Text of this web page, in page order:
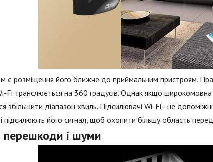
є розміщення його ближче до приймальним пристроям.
Fi транслюється на 360 градусів. Однак якщо
збільшити діапазон хвиль. Підсилювачі Wi-Fi - це
підсилюють його сигнал, щоб охопити більшу область
перешкоди і шуми